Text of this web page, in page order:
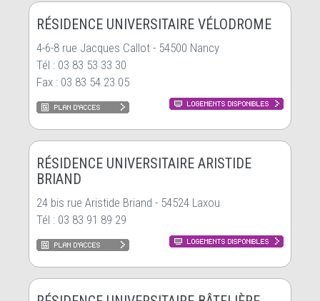
RÉSIDENCE UNIVERSITAIRE VÉLODROME
4-6-8 rue Jacques Callot - 54500 Nancy
Tél : 03 83 53 33 30
Fax : 03 83 54 23 05
RÉSIDENCE UNIVERSITAIRE ARISTIDE
BRIAND
24 bis rue Aristide Briand - 54524 Laxou
Tél : 03 83 91 89 29